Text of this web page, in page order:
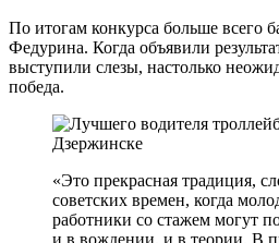
По итогам конкурса больше всего
Федурина. Когда объявили
выступили слезы, настолько
победа.
«Это прекрасная традиция,
советских времен, когда
работники со стажем могут